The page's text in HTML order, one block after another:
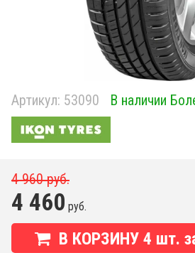
Артикул: 53090 В наличии
4 960 руб.
4 460 руб.
В КОРЗИНУ 4 шт.